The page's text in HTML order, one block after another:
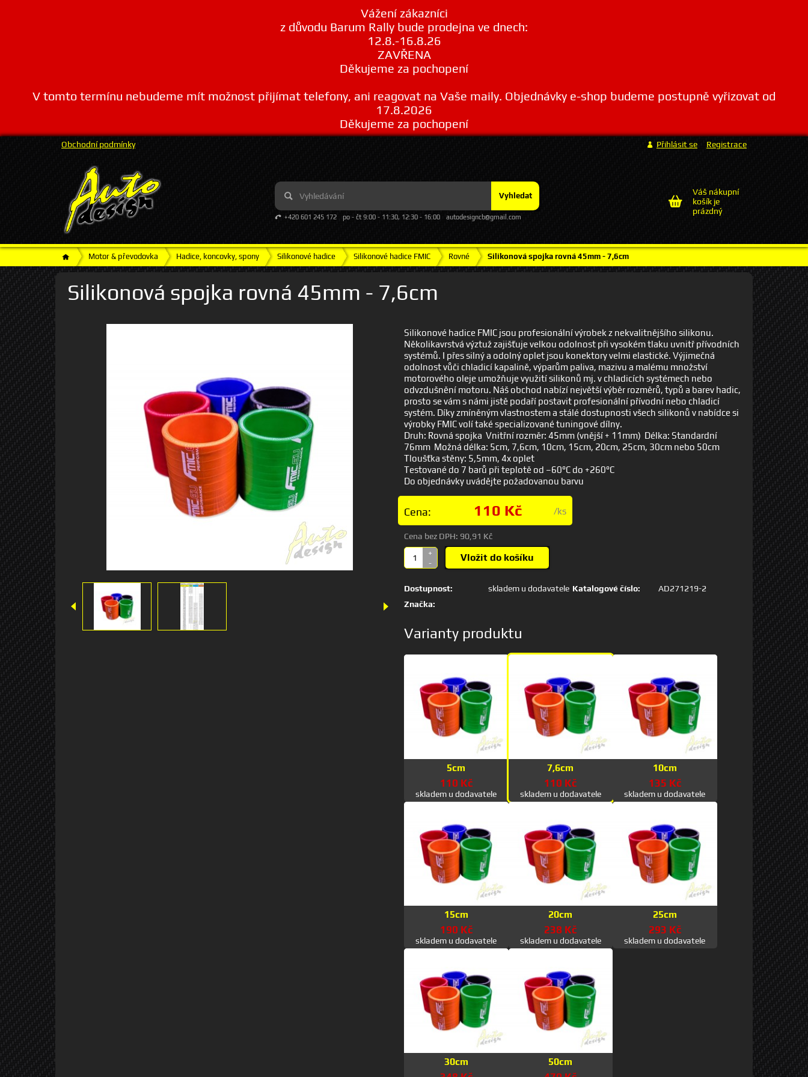
Vážení zákazníci
z důvodu Barum Rally bude prodejna ve dnech:
12.8.-16.8.26
ZAVŘENA
Děkujeme za pochopení
V tomto termínu nebudeme mít možnost přijímat telefony, ani reagovat na Vaše maily. Objednávky e-shop budeme postupně vyřizovat od
17.8.2026
Děkujeme za pochopení
Vyhledat
+420 601 245 172 po - čt 9:00 - 11:30, 12:30 - 16:00 autodesigncb@gmail.com
Obchodní podmínky Přihlásit se Registrace
Váš nákupní
košík je
prázdný
Motor & převodovka Hadice, koncovky, spony Silikonové hadice Silikonové hadice FMIC Rovné Silikonová spojka rovná 45mm - 7,6cm
Silikonová spojka rovná 45mm - 7,6cm
Silikonové hadice FMIC jsou profesionální výrobek z nekvalitnějšího silikonu.
Několikavrstvá výztuž zajišťuje velkou odolnost při vysokém tlaku uvnitř přívodních
systémů. I přes silný a odolný oplet jsou konektory velmi elastické. Výjimečná
odolnost vůči chladicí kapalině, výparům paliva, mazivu a malému množství
motorového oleje umožňuje využití silikonů mj. v chladicích systémech nebo
odvzdušnění motoru. Náš obchod nabízí největší výběr rozměrů, typů a barev hadic,
prosto se vám s námi jistě podaří postavit profesionální přívodní nebo chladicí
systém. Díky zmíněným vlastnostem a stálé dostupnosti všech silikonů v nabídce si
výrobky FMIC volí také specializované tuningové dílny.
Druh: Rovná spojka Vnitřní rozměr: 45mm (vnější + 11mm) Délka: Standardní
76mm Možná délka: 5cm, 7,6cm, 10cm, 15cm, 20cm, 25cm, 30cm nebo 50cm
Tloušťka stěny: 5,5mm, 4x oplet
Testované do 7 barů při teplotě od –60°C do +260°C
Do objednávky uvádějte požadovanou barvu
Cena: 110 Kč /ks
Cena bez DPH: 90,91 Kč
+
-
Vložit do košíku
Dostupnost:
skladem u dodavatele
Značka:
Katalogové číslo: AD271219-2
Varianty produktu
5cm
110 Kč
skladem u dodavatele
7,6cm
110 Kč
skladem u dodavatele
10cm
135 Kč
skladem u dodavatele
15cm
190 Kč
skladem u dodavatele
20cm
238 Kč
skladem u dodavatele
25cm
293 Kč
skladem u dodavatele
30cm 50cm